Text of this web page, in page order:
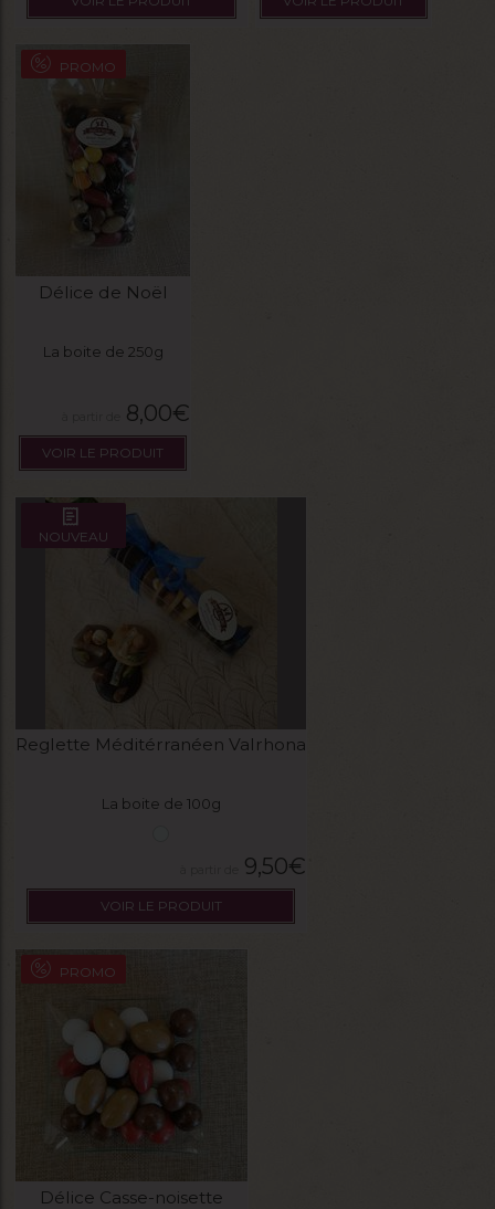
PROMO
Délice de Noël
La boite de 250g
8,00€
VOIR LE PRODUIT
NOUVEAU
Reglette Méditérranéen Valrhona
La boite de 100g
9,50€
VOIR LE PRODUIT
PROMO
Délice Casse-noisette